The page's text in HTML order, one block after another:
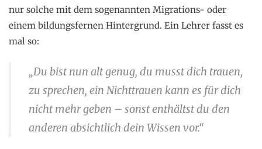
nur solche mit dem sogenannten Migrations- oder
einem bildungsfernen Hintergrund. Ein Lehrer fasst es
mal so:
„Du bist nun alt genug, du musst dich trauen,
zu sprechen, ein Nichttrauen kann es für dich
nicht mehr geben – sonst enthältst du den
anderen absichtlich dein Wissen vor.“